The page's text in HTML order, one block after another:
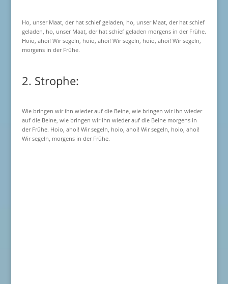
Ho, unser Maat, der hat schief geladen, ho, unser Maat, der hat schief
geladen, ho, unser Maat, der hat schief geladen morgens in der Frühe.
Hoio, ahoi! Wir segeln, hoio, ahoi! Wir segeln, hoio, ahoi! Wir segeln,
morgens in der Frühe.
2. Strophe:
Wie bringen wir ihn wieder auf die Beine, wie bringen wir ihn wieder
auf die Beine, wie bringen wir ihn wieder auf die Beine morgens in
der Frühe. Hoio, ahoi! Wir segeln, hoio, ahoi! Wir segeln, hoio, ahoi!
Wir segeln, morgens in der Frühe.